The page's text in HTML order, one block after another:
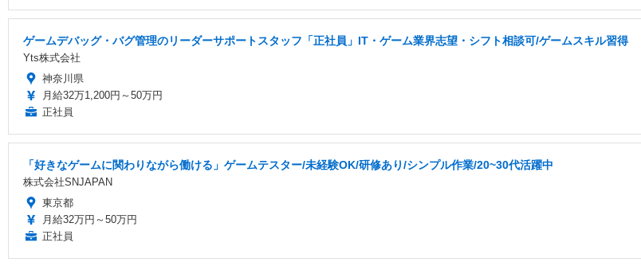
ゲームデバッグ・バグ管理のリーダーサポートスタッフ「正社員」IT・ゲーム業界志望・シフト相談可/ゲームスキル習得
Yts株式会社
神奈川県
月給32万1,200円～50万円
正社員
「好きなゲームに関わりながら働ける」ゲームテスター/未経験OK/研修あり/シンプル作業/20~30代活躍中
株式会社SNJAPAN
東京都
月給32万円～50万円
正社員